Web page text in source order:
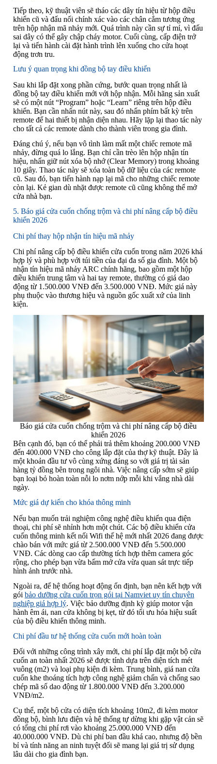
Tiếp theo, kỹ thuật viên sẽ tháo các dây tín hiệu từ hộp điều
khiển cũ và đấu nối chính xác vào các chân cắm tương ứng
trên hộp nhận mã nhảy mới. Quá trình này cần sự tỉ mỉ, vì đấu
sai dây có thể gây chập cháy motor. Cuối cùng, cấp điện trở
lại và tiến hành cài đặt hành trình lên xuống cho cửa hoạt
động trơn tru.
Lưu ý quan trọng khi đồng bộ tay điều khiển
Sau khi lắp đặt xong phần cứng, bước quan trọng nhất là
đồng bộ tay điều khiển mới với hộp nhận. Mỗi hãng sản xuất
sẽ có một nút “Program” hoặc “Learn” riêng trên hộp điều
khiển. Bạn cần nhấn nút này, sau đó nhấn phím bất kỳ trên
remote để hai thiết bị nhận diện nhau. Hãy lặp lại thao tác này
cho tất cả các remote dành cho thành viên trong gia đình.
Đáng chú ý, nếu bạn vô tình làm mất một chiếc remote mã
nhảy, đừng quá lo lắng. Bạn chỉ cần trèo lên hộp nhận tín
hiệu, nhấn giữ nút xóa bộ nhớ (Clear Memory) trong khoảng
10 giây. Thao tác này sẽ xóa toàn bộ dữ liệu của các remote
cũ. Sau đó, bạn tiến hành nạp lại mã cho những chiếc remote
còn lại. Kẻ gian dù nhặt được remote cũ cũng không thể mở
cửa nhà bạn.
5. Báo giá cửa cuốn chống trộm và chi phí nâng cấp bộ điều
khiển 2026
Chi phí thay hộp nhận tín hiệu mã nhảy
Chi phí nâng cấp bộ điều khiển cửa cuốn trong năm 2026 khá
hợp lý và phù hợp với túi tiền của đại đa số gia đình. Một bộ
nhận tín hiệu mã nhảy ARC chính hãng, bao gồm một hộp
điều khiển trung tâm và hai tay remote, thường có giá dao
động từ 1.500.000 VNĐ đến 3.500.000 VNĐ. Mức giá này
phụ thuộc vào thương hiệu và nguồn gốc xuất xứ của linh
kiện.
Báo giá cửa cuốn chống trộm và chi phí nâng cấp bộ điều
khiển 2026
Bên cạnh đó, bạn có thể phải trả thêm khoảng 200.000 VNĐ
đến 400.000 VNĐ cho công lắp đặt của thợ kỹ thuật. Đây là
một khoản đầu tư vô cùng xứng đáng so với giá trị tài sản
hàng tỷ đồng bên trong ngôi nhà. Việc nâng cấp sớm sẽ giúp
bạn loại bỏ hoàn toàn nỗi lo nơm nớp mỗi khi vắng nhà dài
ngày.
Mức giá dự kiến cho khóa thông minh
Nếu bạn muốn trải nghiệm công nghệ điều khiển qua điện
thoại, chi phí sẽ nhỉnh hơn một chút. Các bộ điều khiển cửa
cuốn thông minh kết nối Wifi thế hệ mới nhất 2026 đang được
chào bán với mức giá từ 2.500.000 VNĐ đến 5.500.000
VNĐ. Các dòng cao cấp thường tích hợp thêm camera góc
rộng, cho phép bạn vừa bấm mở cửa vừa quan sát trực tiếp
hình ảnh trước nhà.
Ngoài ra, để hệ thống hoạt động ổn định, bạn nên kết hợp với
gói bảo dưỡng cửa cuốn trọn gói tại Namviet uy tín chuyên
nghiệp giá hợp lý. Việc bảo dưỡng định kỳ giúp motor vận
hành êm ái, nan cửa không bị kẹt, từ đó tối ưu hóa hiệu suất
của bộ điều khiển thông minh.
Chi phí đầu tư hệ thống cửa cuốn mới hoàn toàn
Đối với những công trình xây mới, chi phí lắp đặt một bộ cửa
cuốn an toàn nhất 2026 sẽ được tính dựa trên diện tích mét
vuông (m2) và loại phụ kiện đi kèm. Trung bình, giá nan cửa
cuốn khe thoáng tích hợp công nghệ giảm chấn và chống sao
chép mã số dao động từ 1.800.000 VNĐ đến 3.200.000
VNĐ/m2.
Cụ thể, một bộ cửa có diện tích khoảng 10m2, đi kèm motor
đồng bộ, bình lưu điện và hệ thống tự dừng khi gặp vật cản sẽ
có tổng chi phí rơi vào khoảng 25.000.000 VNĐ đến
40.000.000 VNĐ. Dù chi phí ban đầu khá cao, nhưng độ bền
bỉ và tính năng an ninh tuyệt đối sẽ mang lại giá trị sử dụng
lâu dài cho gia đình bạn.